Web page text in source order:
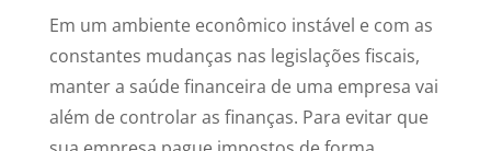
Em um ambiente econômico instável e com as
constantes mudanças nas legislações fiscais,
manter a saúde financeira de uma empresa vai
além de controlar as finanças. Para evitar que